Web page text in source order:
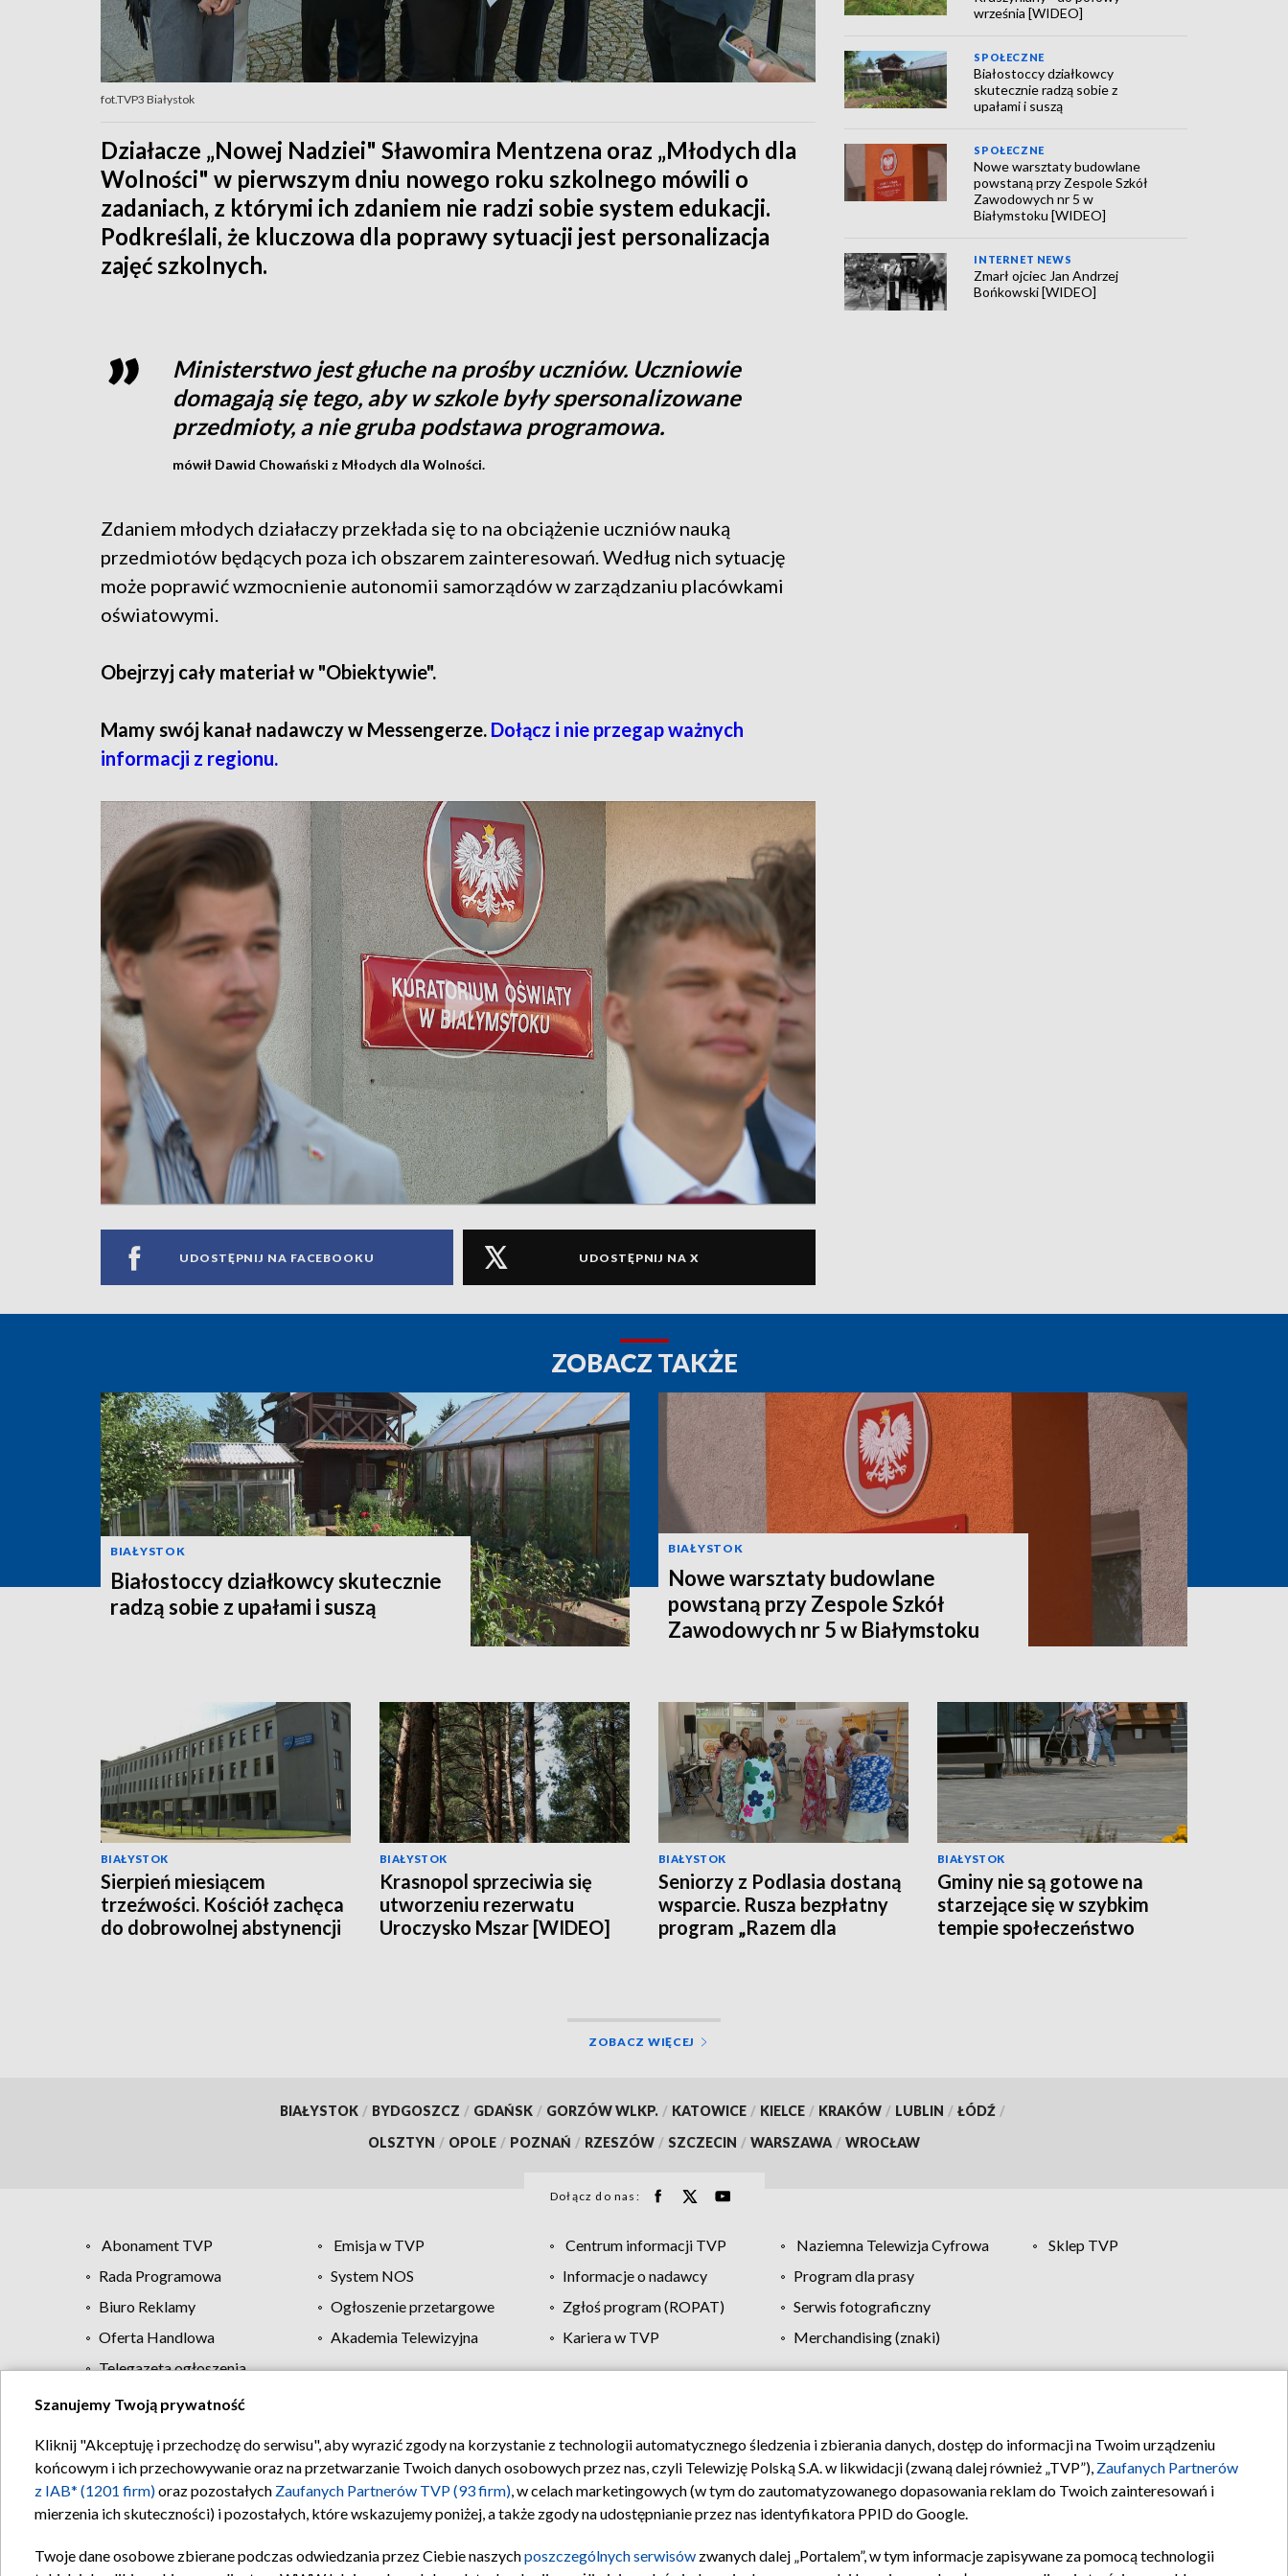
fot.TVP3 Białystok
Działacze „Nowej Nadziei" Sławomira Mentzena oraz „Młodych dla
Wolności" w pierwszym dniu nowego roku szkolnego mówili o
zadaniach, z którymi ich zdaniem nie radzi sobie system edukacji.
Podkreślali, że kluczowa dla poprawy sytuacji jest personalizacja
zajęć szkolnych.
Ministerstwo jest głuche na prośby uczniów. Uczniowie
domagają się tego, aby w szkole były spersonalizowane
przedmioty, a nie gruba podstawa programowa.
mówił Dawid Chowański z Młodych dla Wolności.
Zdaniem młodych działaczy przekłada się to na obciążenie uczniów nauką
przedmiotów będących poza ich obszarem zainteresowań. Według nich sytuację
może poprawić wzmocnienie autonomii samorządów w zarządzaniu placówkami
oświatowymi.
Obejrzyj cały materiał w "Obiektywie".
Mamy swój kanał nadawczy w Messengerze. Dołącz i nie przegap ważnych
informacji z regionu.
UDOSTĘPNIJ NA FACEBOOKU UDOSTĘPNIJ NA X
września [WIDEO]
SPOŁECZNE
Białostoccy działkowcy
skutecznie radzą sobie z
upałami i suszą
SPOŁECZNE
Nowe warsztaty budowlane
powstaną przy Zespole Szkół
Zawodowych nr 5 w
Białymstoku [WIDEO]
INTERNET NEWS
Zmarł ojciec Jan Andrzej
Bońkowski [WIDEO]
ZOBACZ TAKŻE
BIAŁYSTOK
Białostoccy działkowcy skutecznie
radzą sobie z upałami i suszą
BIAŁYSTOK
Nowe warsztaty budowlane
powstaną przy Zespole Szkół
Zawodowych nr 5 w Białymstoku
BIAŁYSTOK
Sierpień miesiącem
trzeźwości. Kościół zachęca
do dobrowolnej abstynencji
BIAŁYSTOK
Krasnopol sprzeciwia się
utworzeniu rezerwatu
Uroczysko Mszar [WIDEO]
BIAŁYSTOK
Seniorzy z Podlasia dostaną
wsparcie. Rusza bezpłatny
program „Razem dla
BIAŁYSTOK
Gminy nie są gotowe na
starzejące się w szybkim
tempie społeczeństwo
ZOBACZ WIĘCEJ
BIAŁYSTOK / BYDGOSZCZ / GDAŃSK / GORZÓW WLKP. / KATOWICE / KIELCE / KRAKÓW / LUBLIN / ŁÓDŹ /
OLSZTYN / OPOLE / POZNAŃ / RZESZÓW / SZCZECIN / WARSZAWA / WROCŁAW
Dołącz do nas:
Abonament TVP Emisja w TVP Centrum informacji TVP Naziemna Telewizja Cyfrowa
Sklep TVP
Rada Programowa
System NOS Informacje o nadawcy
Program dla prasy
Biuro Reklamy
Ogłoszenie przetargowe Zgłoś program (ROPAT)
Serwis fotograficzny
Oferta Handlowa
Akademia Telewizyjna Kariera w TVP
Merchandising (znaki)
Telegazeta ogłoszenia
Regulamin TVP Polityka prywatności Moje zgody Pomoc Biuro reklamy Kontakt
Szanujemy Twoją prywatność
Kliknij "Akceptuję i przechodzę do serwisu", aby wyrazić zgody na korzystanie z technologii automatycznego śledzenia i zbierania danych, dostęp do informacji na Twoim urządzeniu
końcowym i ich przechowywanie oraz na przetwarzanie Twoich danych osobowych przez nas, czyli Telewizję Polską S.A. w likwidacji (zwaną dalej również „TVP”), Zaufanych Partnerów
z IAB* (1201 firm)oraz pozostałych Zaufanych Partnerów TVP (93 firm), w celach marketingowych (w tym do zautomatyzowanego dopasowania reklam do Twoich zainteresowań i
mierzenia ich skuteczności) i pozostałych, które wskazujemy poniżej, a także zgody na udostępnianie przez nas identyfikatora PPID do Google.
Twoje dane osobowe zbierane podczas odwiedzania przez Ciebie naszychposzczególnych serwisów zwanych dalej „Portalem”, w tym informacje zapisywane za pomocą technologii